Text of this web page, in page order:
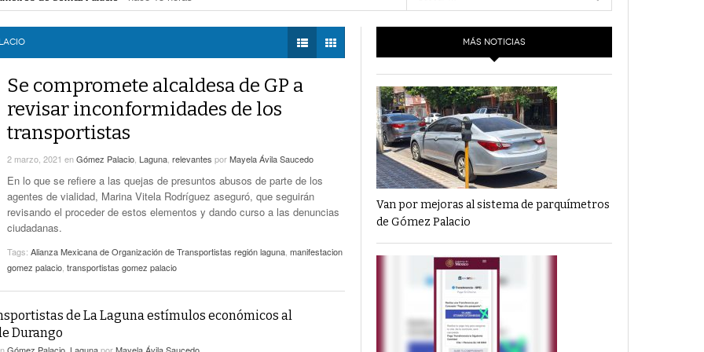
hace 16 horas -
Hay Que Esperar A Que Se Pongan De
Acuerdo Los Alcaldes: Presidente De La
Comisión De Movilidad Sobre Paso De Taxis
hace 17 horas -
Van Más De 4 Mil Taxis Verificados En Torreón.
Sigue El Robo De Catalizadores- hace 18 horas -
TWEETS AND
ESTÉREO GALLITO
Financiamiento’ Por PC29
‘La Laguna: Bomba De Tiempo Por Falta De
Planeación’ Por PC29- 17 mayo, 2021
‘Las Corrupciones, Sus Formas Y Efectos’ Por
PC29- 7 mayo, 2021
páginas fraudulentas- hace 14 horas -
programadas en Gómez Palacio- hace 14 horas -
obliga a Lerdo a ajustar finanzas e incrementar recaudación - hace 16
de las víctimas y contra la tortura- hace 16 horas -
Se compromete alcaldesa de GP a
revisar inconformidades de los
transportistas
2 marzo, 2021 enGómez Palacio Laguna relevantes porMayela Ávila Saucedo
En lo que se refiere a las quejas de presuntos abusos de parte de los
agentes de vialidad, Marina Vitela Rodríguez aseguró, que seguirán
revisando el proceder de estos elementos y dando curso a las denuncias
ciudadanas.
Tags: Alianza Mexicana de Organización de Transportistas región laguna manifestacion
gomez palacio transportistas gomez palacio
de La Laguna estímulos económicos al
Durango
MÁS NOTICIAS
Van por mejoras al sistema de parquímetros
de Gómez Palacio